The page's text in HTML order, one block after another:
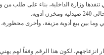
وزارة الداخلية، بناء على طلب من
وما بين بيع أدوية مزيفة، وأخرى
انزعاجهم، لكون هذا الرقم وفقاً لهم